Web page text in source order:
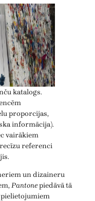
katalogs.
proporcijas,
informācija).
vairākiem
referenci
un dizaineru
Pantonepiedāvā tā
pielietojumiem